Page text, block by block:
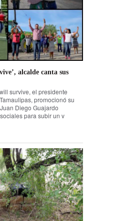
alcalde canta sus
survive, el presidente
promocionó su
Diego Guajardo
para subir un v